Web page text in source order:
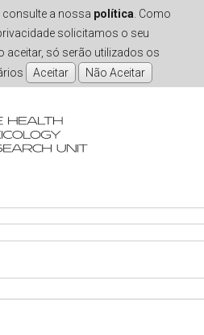
consulte a nossa política . Como
solicitamos o seu
aceitar, só serão utilizados os